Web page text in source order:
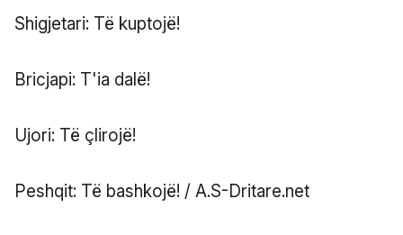
Shigjetari: Të kuptojë!
Bricjapi: T'ia dalë!
Ujori: Të çlirojë!
Peshqit: Të bashkojë! / A.S-Dritare.net